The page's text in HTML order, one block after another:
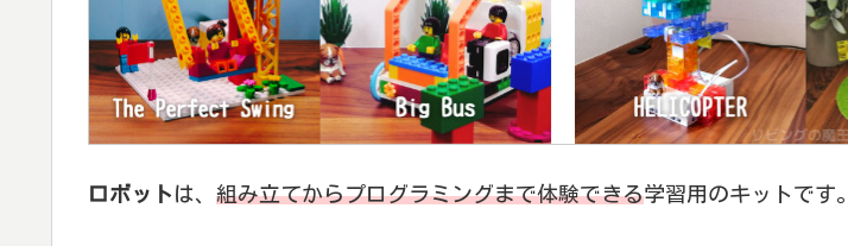
ロボットは、 組み立てからプログラミングまで体験できる学習用のキットです。